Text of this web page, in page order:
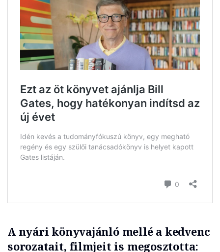
A nyári könyvajánló mellé a kedvenc
sorozatait, filmjeit is megosztotta: